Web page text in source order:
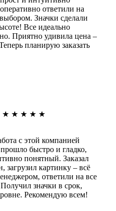
ответили на
Значки сделали
Все идеально
Приятно удивила цена –
планирую заказать
★ ★ ★ ★ ★
с этой компанией
быстро и гладко,
понятный. Заказал
загрузил картинку – всё
ответили на все
значки в срок,
Рекомендую всем!